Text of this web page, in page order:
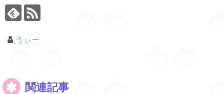
うぃー
関連記事